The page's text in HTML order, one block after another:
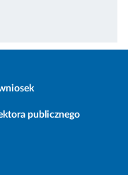
publicznego